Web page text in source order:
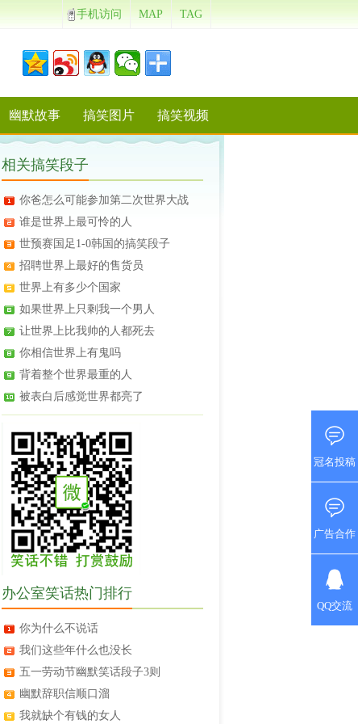
手机访问 MAP TAG
幽默故事 搞笑图片 搞笑视频
相关搞笑段子
你爸怎么可能参加第二次世界大战
谁是世界上最可怜的人
世预赛国足1-0韩国的搞笑段子
招聘世界上最好的售货员
世界上有多少个国家
如果世界上只剩我一个男人
让世界上比我帅的人都死去
你相信世界上有鬼吗
背着整个世界最重的人
被表白后感觉世界都亮了
办公室笑话热门排行
你为什么不说话
我们这些年什么也没长
五一劳动节幽默笑话段子3则
幽默辞职信顺口溜
我就缺个有钱的女人
冠名投稿
广告合作
QQ交流